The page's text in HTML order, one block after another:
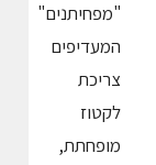
"מפחיתנים"
המעדיפים
צריכת
לקטוז
מופחתת,